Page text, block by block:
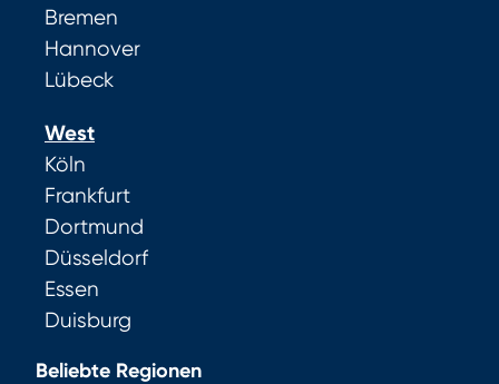
Bremen
Hannover
Lübeck
West
Köln
Frankfurt
Dortmund
Düsseldorf
Essen
Duisburg
Beliebte Regionen